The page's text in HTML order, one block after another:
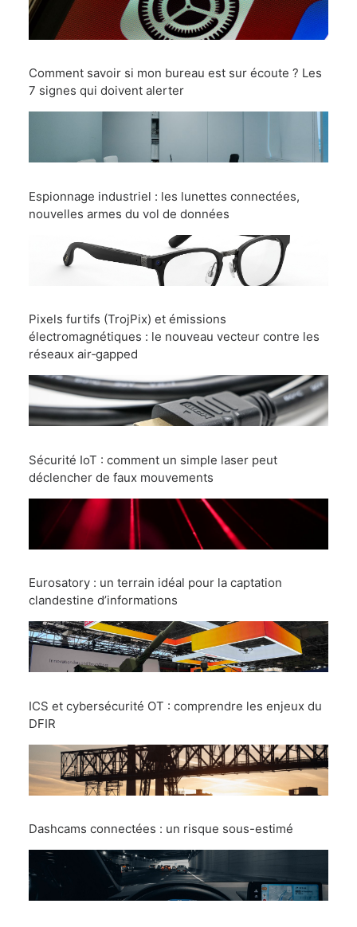
Comment savoir si mon bureau est sur écoute ? Les
7 signes qui doivent alerter
Espionnage industriel : les lunettes connectées,
nouvelles armes du vol de données
Pixels furtifs (TrojPix) et émissions
électromagnétiques : le nouveau vecteur contre les
réseaux air‑gapped
Sécurité IoT : comment un simple laser peut
déclencher de faux mouvements
Eurosatory : un terrain idéal pour la captation
clandestine d’informations
ICS et cybersécurité OT : comprendre les enjeux du
DFIR
Dashcams connectées : un risque sous-estimé